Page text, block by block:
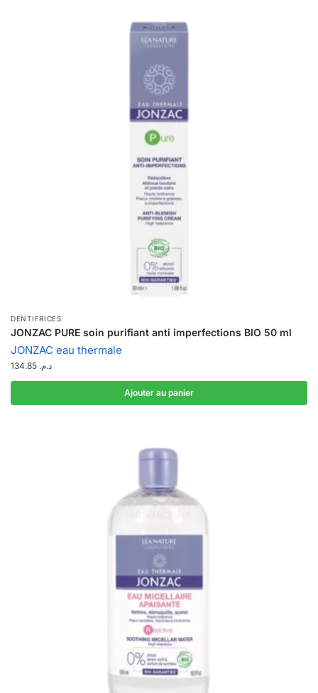
DENTIFRICES
JONZAC PURE soin purifiant anti imperfections BIO 50 ml
JONZAC eau thermale
د.م.
Ajouter au panier